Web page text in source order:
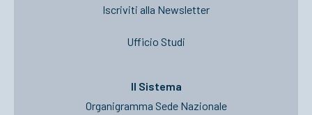
Iscriviti alla Newsletter
Ufficio Studi
Il Sistema
Organigramma Sede Nazionale